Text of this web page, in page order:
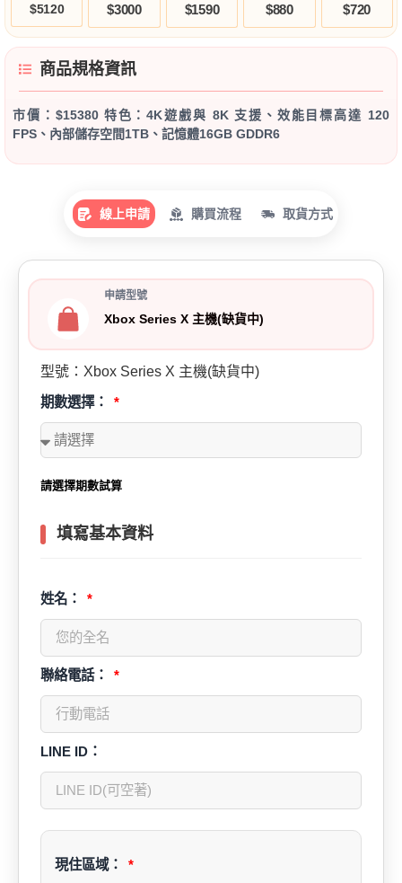
$5120 $3000 $1590 $880 $720
商品規格資訊
市價：$15380 特色：4K遊戲與 8K 支援、效能目標高達 120
FPS、內部儲存空間1TB、記憶體16GB GDDR6
線上申請 購買流程 取貨方式
申請型號
Xbox Series X 主機(缺貨中)
型號：Xbox Series X 主機(缺貨中)
期數選擇：
請選擇期數試算
填寫基本資料
姓名：
聯絡電話：
LINE ID：
現住區域：